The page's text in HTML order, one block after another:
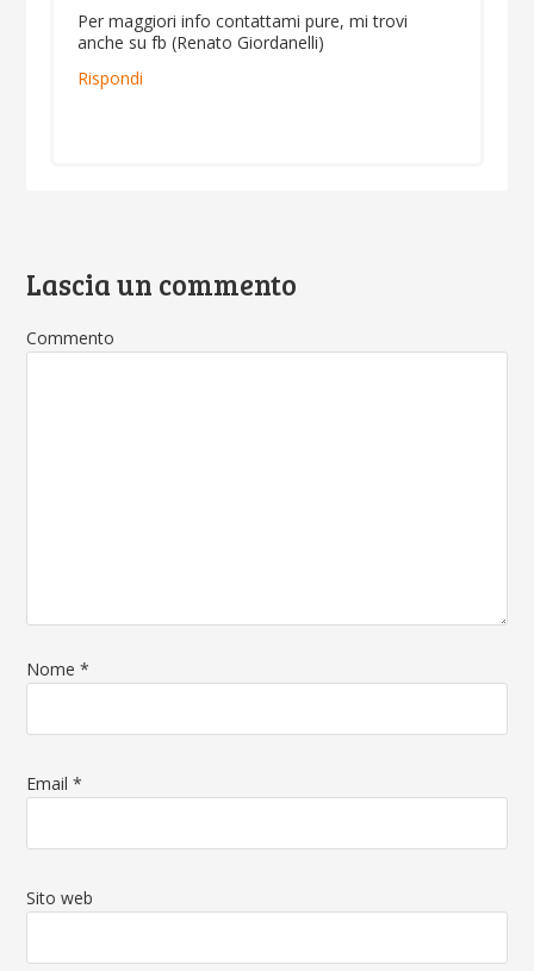
Per maggiori info contattami pure, mi trovi
anche su fb (Renato Giordanelli)
Rispondi
Lascia un commento
Commento
Nome *
Email *
Sito web